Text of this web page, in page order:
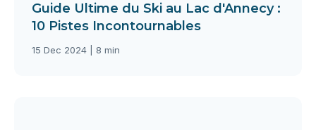
Guide Ultime du Ski au Lac d'Annecy :
10 Pistes Incontournables
15 Dec 2024 | 8 min